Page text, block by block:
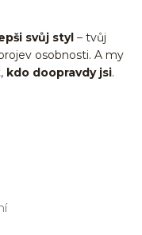
svůj styl – tvůj
osobnosti. A my
kdo doopravdy jsi.